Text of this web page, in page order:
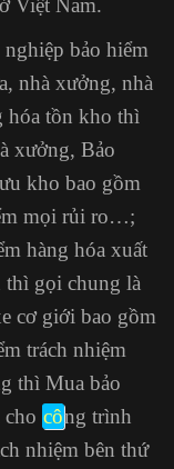
Việt Nam.
bảo hiểm
nhà xưởng, nhà
hóa tồn kho thì
xưởng, Bảo
kho bao gồm
mọi rủi ro…;
hàng hóa xuất
thì gọi chung là
cơ giới bao gồm
trách nhiệm
thì Mua bảo
công trình
nhiệm bên thứ